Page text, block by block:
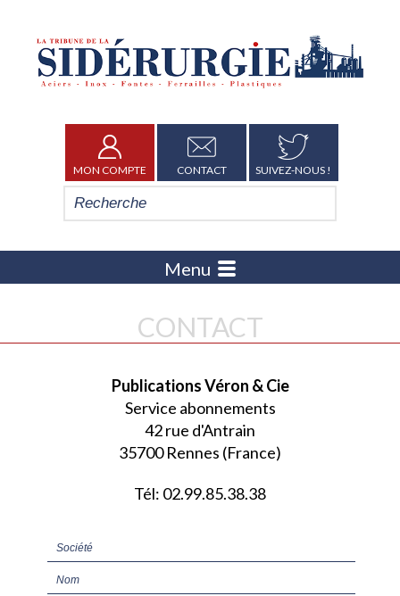
MON COMPTE CONTACT SUIVEZ-NOUS !
Menu
CONTACT
Publications Véron & Cie
Service abonnements
42 rue d'Antrain
35700 Rennes (France)
Tél: 02.99.85.38.38